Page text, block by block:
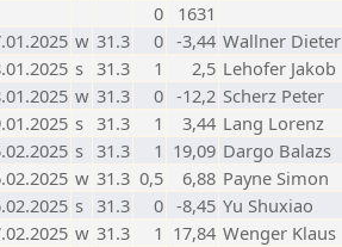
0
1631
w 31.3 0 -3,44 Wallner Dieter
s 31.3 1 2,5 Lehofer Jakob
w 31.3 0 -12,2 Scherz Peter
s 31.3 1 3,44 Lang Lorenz
s 31.3 1 19,09 Dargo Balazs
w 31.3 0,5 6,88 Payne Simon
s 31.3 0 -8,45 Yu Shuxiao
w 31.3 1 17,84 Wenger Klaus